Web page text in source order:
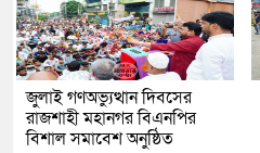
জুলাই গণঅভ্যুত্থান দিবসের
রাজশাহী মহানগর বিএনপির
বিশাল সমাবেশ অনুষ্ঠিত